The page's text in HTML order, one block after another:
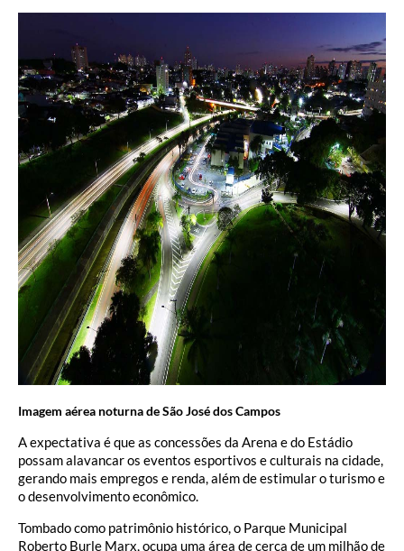
Imagem aérea noturna de São José dos Campos
A expectativa é que as concessões da Arena e do Estádio
possam alavancar os eventos esportivos e culturais na cidade,
gerando mais empregos e renda, além de estimular o turismo e
o desenvolvimento econômico.
Tombado como patrimônio histórico, o Parque Municipal
Roberto Burle Marx, ocupa uma área de cerca de um milhão de